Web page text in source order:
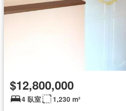
$12,800,000
4 臥室 1,230 m²